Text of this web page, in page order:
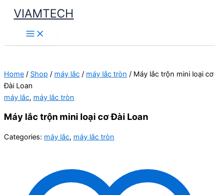
Skip
content
VIAMTECH
Main
Menu
Home / Shop / máy lắc / máy lắc tròn / Máy lắc trộn mini loại cơ
Đài Loan
máy lắc, máy lắc tròn
Máy lắc trộn mini loại cơ Đài Loan
Categories: máy lắc, máy lắc tròn